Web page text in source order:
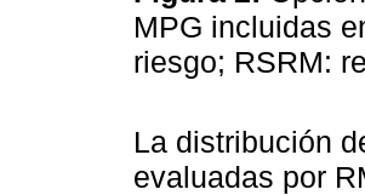
MPG incluidas
riesgo; RSRM:
La distribución
evaluadas por